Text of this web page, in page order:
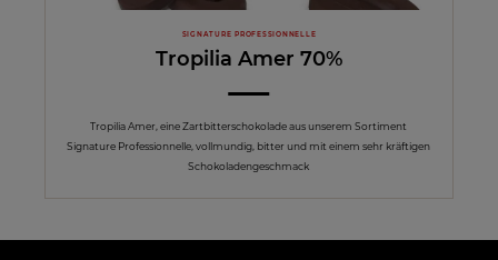
SIGNATURE PROFESSIONNELLE
Tropilia Amer 70%
Tropilia Amer, eine Zartbitterschokolade aus unserem Sortiment
Signature Professionnelle, vollmundig, bitter und mit einem sehr kräftigen
Schokoladengeschmack